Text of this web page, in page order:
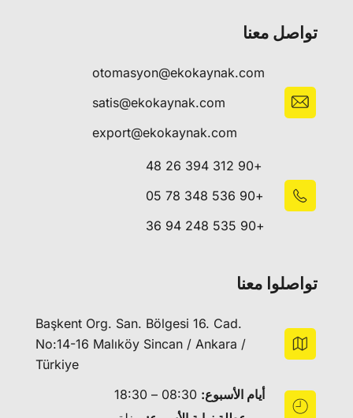
تواصل معنا
otomasyon@ekokaynak.com
satis@ekokaynak.com
export@ekokaynak.com
+90 312 394 26 48
+90 536 348 78 05
+90 535 248 94 36
تواصلوا معنا
Başkent Org. San. Bölgesi 16. Cad.
No:14-16 Malıköy Sincan / Ankara /
Türkiye
أيام الأسبوع: